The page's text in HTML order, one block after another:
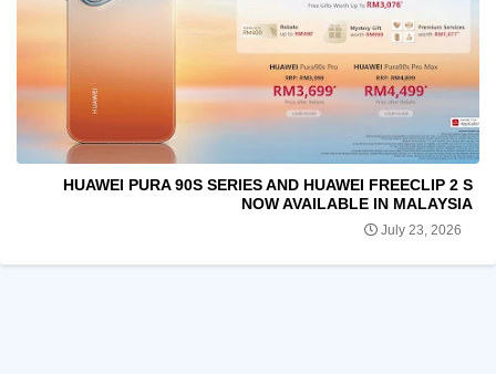
HUAWEI PURA 90S SERIES AND HUAWEI FREECLIP 2 S
NOW AVAILABLE IN MALAYSIA
July 23, 2026